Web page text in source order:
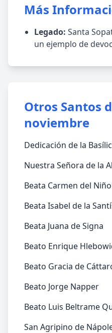
Más
Legado: Santa
un ejemplo de
Otros Santos
noviembre
Dedicación de la
Nuestra Señora de la
Beata Carmen del Niño
Beata Isabel de la
Beata Juana de Signa
Beato Enrique
Beato Gracia de
Beato Jorge Napper
Beato Luis Beltrame
San Agripino de